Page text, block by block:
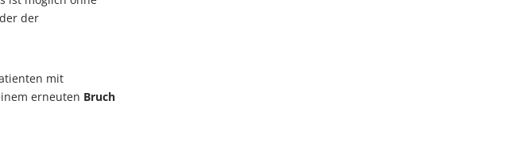
der
mit
erneuten Bruch